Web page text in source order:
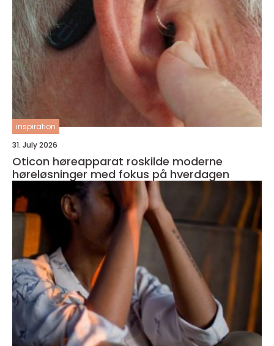
inspiration
31. July 2026
Oticon høreapparat roskilde moderne
høreløsninger med fokus på hverdagen